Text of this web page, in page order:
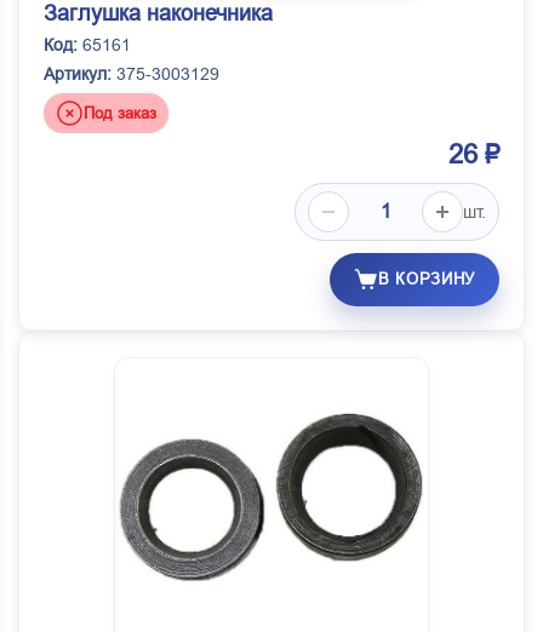
Заглушка наконечника
Код: 65161
Артикул: 375-3003129
Под заказ
26 ₽
шт.
В КОРЗИНУ